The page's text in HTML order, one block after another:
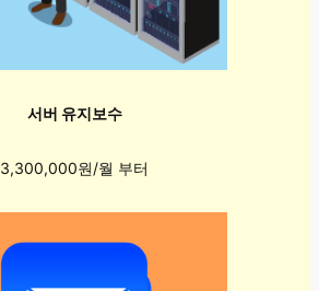
서버 유지보수
3,300,000원/월 부터